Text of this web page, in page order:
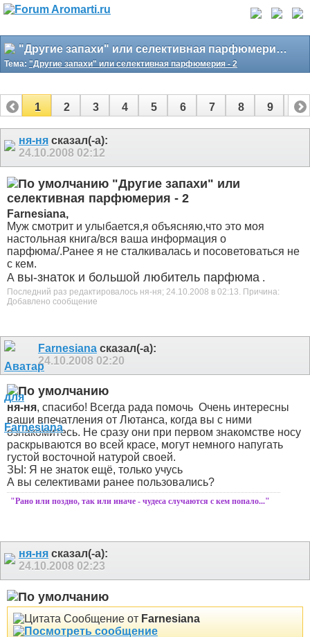
"Другие запахи" или селективная парфюмерия - 2
Тема: "Другие запахи" или селективная парфюмерия - 2
1 2 3 4 5 6 7 8 9 10
13
ня-ня сказал(-а):
24.10.2008 02:12
"Другие запахи" или
селективная парфюмерия - 2
Farnesiana,
Муж смотрит и улыбается,я объясняю,что это моя
настольная книга/вся ваша информация о
парфюма/.Ранее я не сталкивалась и посоветоваться не
с кем.
А вы-знаток и большой любитель парфюма .
Последний раз редактировалось ня-ня; 24.10.2008 в 02:13. Причина:
Добавлено сообщение
Farnesiana сказал(-а):
24.10.2008 02:20
ня-ня, спасибо! Всегда рада помочь Очень интересны
ваши впечатления от Лютанса, когда вы с ними
ознакомитесь. Не сразу они при первом знакомстве носу
раскрываются во всей красе, могут немного напугать
густой восточной натурой своей.
ЗЫ: Я не знаток ещё, только учусь
А вы селективами ранее пользовались?
"Рано или поздно, так или иначе - чудеса случаются с кем попало..."
ня-ня сказал(-а):
24.10.2008 02:23
Сообщение от Farnesiana